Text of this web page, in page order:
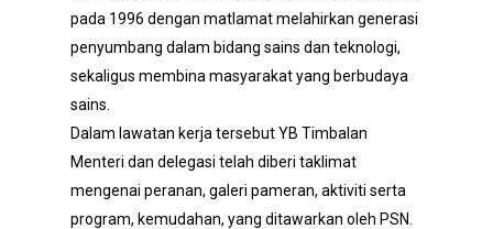
pada 1996 dengan matlamat melahirkan generasi
penyumbang dalam bidang sains dan teknologi,
sekaligus membina masyarakat yang berbudaya
sains.
Dalam lawatan kerja tersebut YB Timbalan
Menteri dan delegasi telah diberi taklimat
mengenai peranan, galeri pameran, aktiviti serta
program, kemudahan, yang ditawarkan oleh PSN.